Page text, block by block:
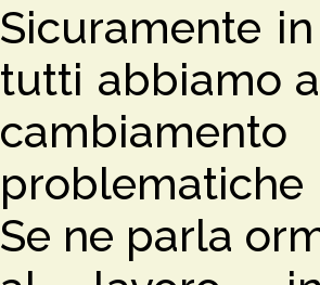
Sicuramente
tutti abbiamo
Se ne parla